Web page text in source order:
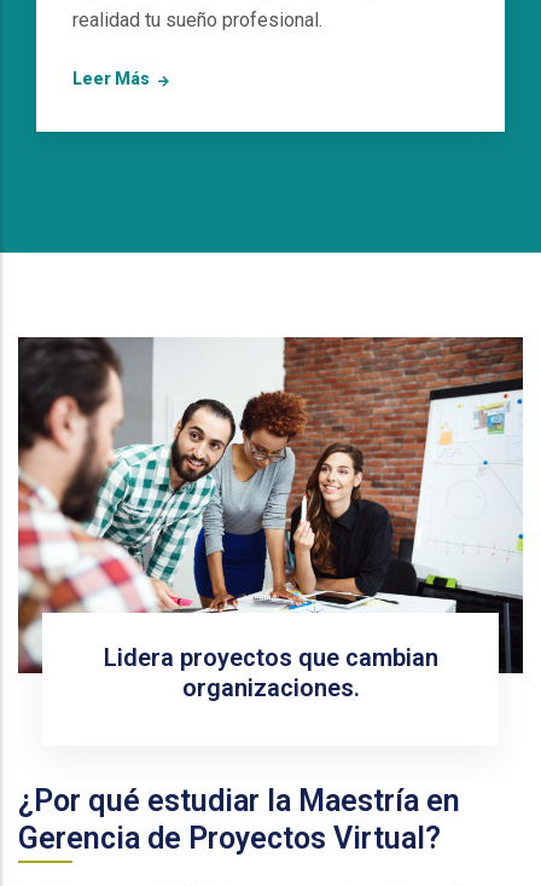
realidad tu sueño profesional.
Leer Más
Lidera proyectos que cambian
organizaciones.
¿Por qué estudiar la Maestría en
Gerencia de Proyectos Virtual?